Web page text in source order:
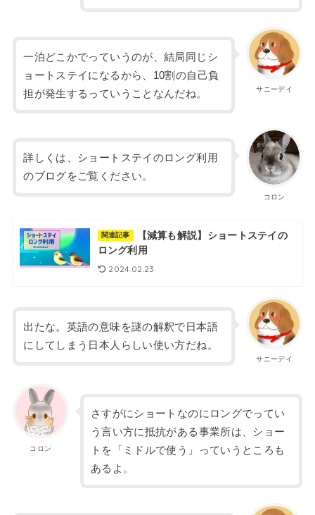
サニーデイ
一泊どこかでっていうのが、結局同じシ
ョートステイになるから、10割の自己負
担が発生するっていうことなんだね。
コロン
詳しくは、ショートステイのロング利用
のブログをご覧ください。
関連記事
【減算も解説】ショートステイの
ロング利用
2024.02.23
サニーデイ
出たな。英語の意味を謎の解釈で日本語
にしてしまう日本人らしい使い方だね。
コロン
さすがにショートなのにロングでってい
う言い方に抵抗がある事業所は、ショー
トを「ミドルで使う」っていうところも
あるよ。